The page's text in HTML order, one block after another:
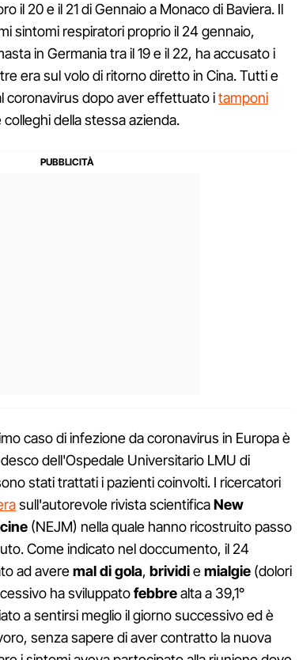
il 20 e il 21 di Gennaio a Monaco di Baviera. Il
sintomi respiratori proprio il 24 gennaio,
in Germania tra il 19 e il 22, ha accusato i
era sul volo di ritorno diretto in Cina. Tutti e
coronavirus dopo aver effettuato itamponi
della stessa azienda.
caso di infezione da coronavirus in Europa è
dell'Ospedale Universitario LMU di
stati trattati i pazienti coinvolti. I ricercatori
sull'autorevole rivista scientificaNew
(NEJM) nella quale hanno ricostruito passo
Come indicato nel doccumento, il 24
ad averemal di gola, brividiemialgie (dolori
ha sviluppatofebbrealta a 39,1°
a sentirsi meglio il giorno successivo ed è
senza sapere di aver contratto la nuova